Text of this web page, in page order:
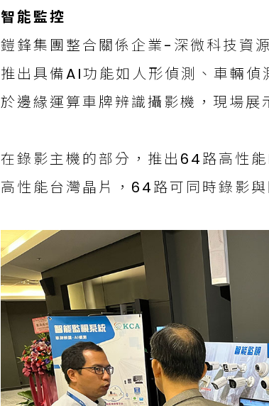
智能監控
鎧鋒集團整合關係企業-深微科技資
推出具備AI功能如人形偵測、車輛
於邊緣運算車牌辨識攝影機，現場展
在錄影主機的部分，推出64路高性
高性能台灣晶片，64路可同時錄影與